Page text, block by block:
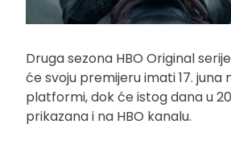
Druga sezona HBO Original
će svoju premijeru imati 17. juna
platformi, dok će istog dana u
prikazana i na HBO kanalu.